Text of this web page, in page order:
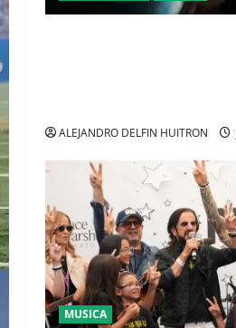
ALEJANDRO DELFIN HUITRON
MUSICA